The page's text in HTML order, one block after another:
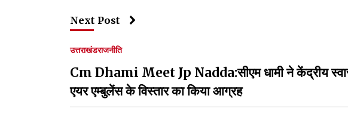
Next Post
उत्तराखंडराजनीति
Cm Dhami Meet Jp Nadda:सीएम धामी ने केंद्रीय
एयर एम्बुलेंस के विस्तार का किया आग्रह